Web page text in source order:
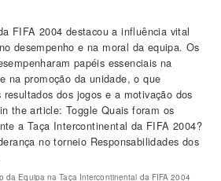
FIFA 2004 destacou a influência vital
desempenho e na moral da equipa. Os
papéis essenciais na
na promoção da unidade, o que
dos jogos e a motivação dos
the article: Toggle Quais foram os
a Taça Intercontinental da FIFA 2004?
no torneio Responsabilidades dos
da Equipa na Taça Intercontinental da FIFA 2004